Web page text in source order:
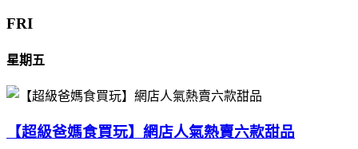
FRI
星期五
【超級爸媽食買玩】網店人氣熱賣六款甜品